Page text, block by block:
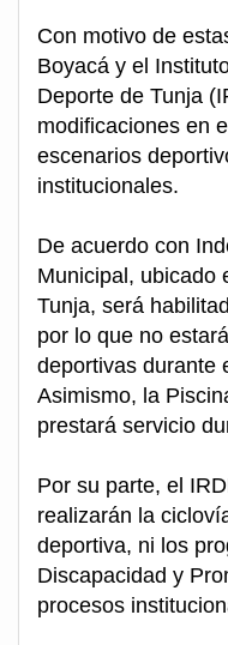
Con motivo de
Boyacá y el
Deporte de Tunja
modificaciones en
escenarios
institucionales.
De acuerdo con
Municipal, ubicado
Tunja, será
por lo que no
deportivas durante
Asimismo, la
prestará servicio
Por su parte, el
realizarán la
deportiva, ni los
Discapacidad y
procesos